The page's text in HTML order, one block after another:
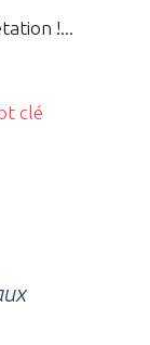
!...
clé